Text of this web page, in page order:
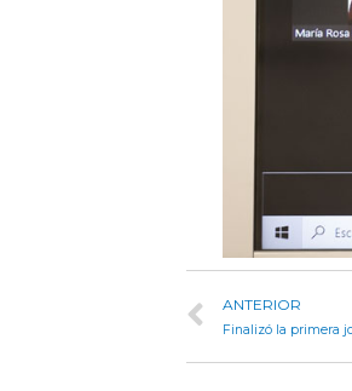
ANTERIOR
Finalizó la primera